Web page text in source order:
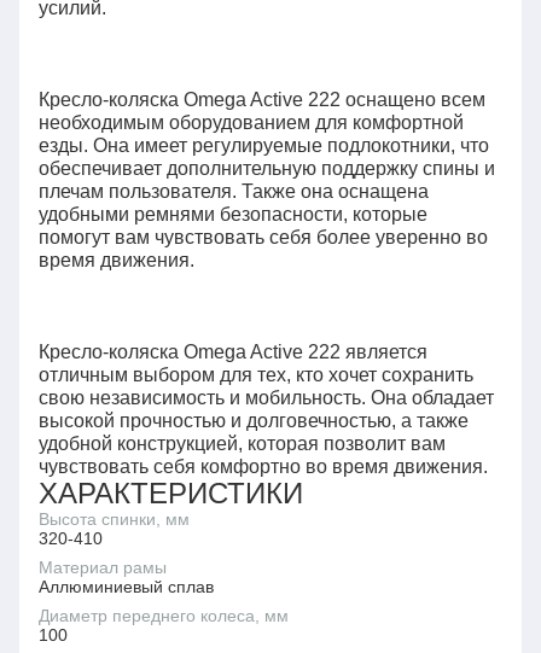
усилий.
Кресло-коляска Omega Active 222 оснащено всем
необходимым оборудованием для комфортной
езды. Она имеет регулируемые подлокотники, что
обеспечивает дополнительную поддержку спины и
плечам пользователя. Также она оснащена
удобными ремнями безопасности, которые
помогут вам чувствовать себя более уверенно во
время движения.
Кресло-коляска Omega Active 222 является
отличным выбором для тех, кто хочет сохранить
свою независимость и мобильность. Она обладает
высокой прочностью и долговечностью, а также
удобной конструкцией, которая позволит вам
чувствовать себя комфортно во время движения.
ХАРАКТЕРИСТИКИ
Высота спинки, мм
320-410
Материал рамы
Аллюминиевый сплав
Диаметр переднего колеса, мм
100